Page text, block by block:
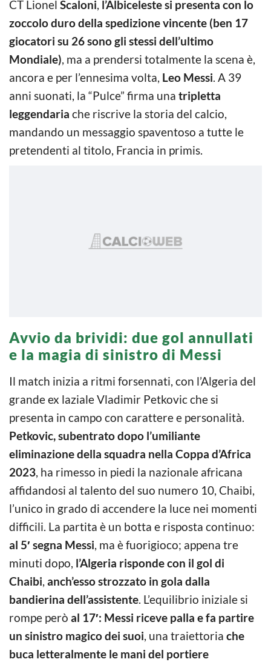
CT Lionel Scaloni, l’Albiceleste si presenta con lo
zoccolo duro della spedizione vincente (ben 17
giocatori su 26 sono gli stessi dell’ultimo
Mondiale), ma a prendersi totalmente la scena è,
ancora e per l’ennesima volta, Leo Messi. A 39
anni suonati, la “Pulce” firma una tripletta
leggendaria che riscrive la storia del calcio,
mandando un messaggio spaventoso a tutte le
pretendenti al titolo, Francia in primis.
Avvio da brividi: due gol annullati
e la magia di sinistro di Messi
Il match inizia a ritmi forsennati, con l’Algeria del
grande ex laziale Vladimir Petkovic che si
presenta in campo con carattere e personalità.
Petkovic, subentrato dopo l’umiliante
eliminazione della squadra nella Coppa d’Africa
2023, ha rimesso in piedi la nazionale africana
affidandosi al talento del suo numero 10, Chaibi,
l’unico in grado di accendere la luce nei momenti
difficili. La partita è un botta e risposta continuo:
al 5′ segna Messi, ma è fuorigioco; appena tre
minuti dopo, l’Algeria risponde con il gol di
Chaibi, anch’esso strozzato in gola dalla
bandierina dell’assistente. L’equilibrio iniziale si
rompe però al 17′: Messi riceve palla e fa partire
un sinistro magico dei suoi, una traiettoria che
buca letteralmente le mani del portiere